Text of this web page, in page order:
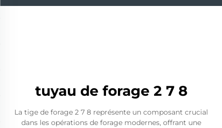
tuyau de forage 2 7 8
La tige de forage 2 7 8 représente un composant crucial
dans les opérations de forage modernes, offrant une